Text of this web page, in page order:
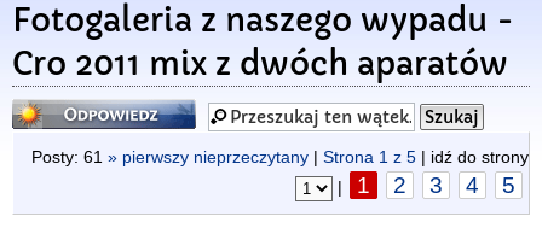
Fotogaleria z naszego wypadu -
Cro 2011 mix z dwóch aparatów
Odpowiedz
Posty: 61 » pierwszy nieprzeczytany | Strona 1 z 5 | idź do strony
|
1 2 3 4 5